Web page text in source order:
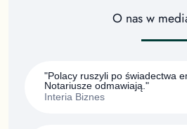
O nas w
"Polacy ruszyli po świadectwa
Notariusze odmawiają."
Interia Biznes